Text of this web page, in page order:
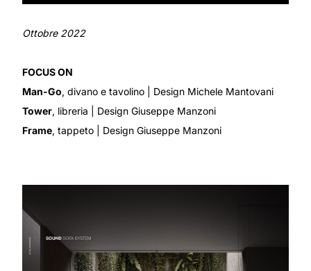
Ottobre 2022
FOCUS ON
Man-Go, divano e tavolino | Design Michele Mantovani
Tower, libreria | Design Giuseppe Manzoni
Frame, tappeto | Design Giuseppe Manzoni